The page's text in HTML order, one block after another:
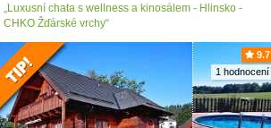
„Luxusní chata s wellness a kinosálem - Hlinsko -
CHKO Žďárské vrchy“
9.7
1 hodnocení